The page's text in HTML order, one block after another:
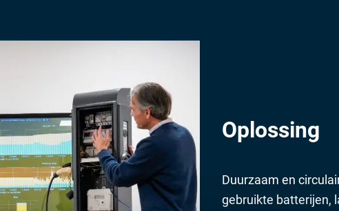
Oplossing
Duurzaam en
gebruikte batterijen,